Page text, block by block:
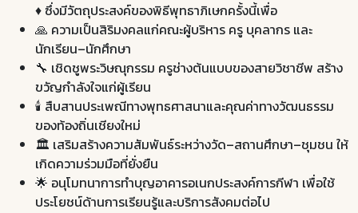
♦️ ซึ่งมีวัตถุประสงค์ของพิธีพุทธาภิเษกครั้งนี้เพื่อ
🙏 ความเป็นสิริมงคลแก่คณะผู้บริหาร ครู บุคลากร และ
นักเรียน–นักศึกษา
🔧 เชิดชูพระวิษณุกรรม ครูช่างต้นแบบของสายวิชาชีพ สร้าง
ขวัญกำลังใจแก่ผู้เรียน
🕯️ สืบสานประเพณีทางพุทธศาสนาและคุณค่าทางวัฒนธรรม
ของท้องถิ่นเชียงใหม่
🏛️ เสริมสร้างความสัมพันธ์ระหว่างวัด–สถานศึกษา–ชุมชน ให้
เกิดความร่วมมือที่ยั่งยืน
🌟 อนุโมทนาการทำบุญอาคารอเนกประสงค์การกีฬา เพื่อใช้
ประโยชน์ด้านการเรียนรู้และบริการสังคมต่อไป